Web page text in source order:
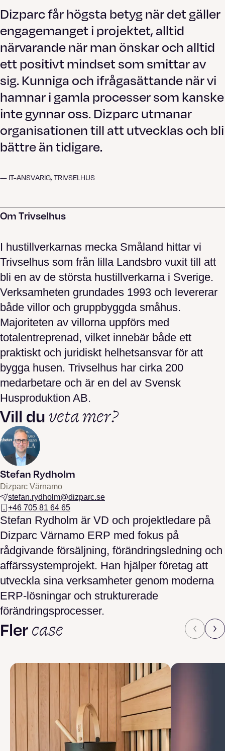
Dizparc får högsta betyg när det gäller
engagemanget i projektet, alltid
närvarande när man önskar och alltid
ett positivt mindset som smittar av
sig. Kunniga och ifrågasättande när vi
hamnar i gamla processer som kanske
inte gynnar oss. Dizparc utmanar
organisationen till att utvecklas och bli
bättre än tidigare.
— IT-ANSVARIG, TRIVSELHUS
Om Trivselhus
I hustillverkarnas mecka Småland hittar vi
Trivselhus som från lilla Landsbro vuxit till att
bli en av de största hustillverkarna i Sverige.
Verksamheten grundades 1993 och levererar
både villor och gruppbyggda småhus.
Majoriteten av villorna uppförs med
totalentreprenad, vilket innebär både ett
praktiskt och juridiskt helhetsansvar för att
bygga husen. Trivselhus har cirka 200
medarbetare och är en del av Svensk
Husproduktion AB.
Vill duveta mer?
Stefan Rydholm
Dizparc Värnamo
stefan.rydholm@dizparc.se
+46 705 81 64 65
Stefan Rydholm är VD och projektledare på
Dizparc Värnamo ERP med fokus på
rådgivande försäljning, förändringsledning och
affärssystemprojekt. Han hjälper företag att
utveckla sina verksamheter genom moderna
ERP-lösningar och strukturerade
förändringsprocesser.
Flercase